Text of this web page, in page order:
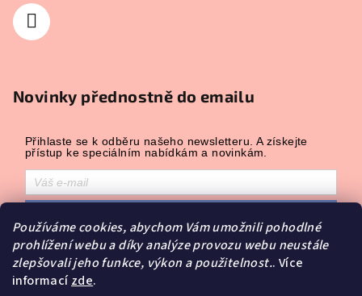
Používáme cookies, abychom Vám umožnili pohodlné
prohlížení webu a díky analýze provozu webu neustále
zlepšovali jeho funkce, výkon a použitelnost.. Více
informacízde.
Novinky přednostně do emailu
Přihlaste se k odběru našeho newsletteru. A získejte
přístup ke speciálním nabídkám a novinkám.
Přihlášením souhlasíte se zasíláním obchodních sdělení a se
zpracováním osobních údajů.
Powered by Leadhub.